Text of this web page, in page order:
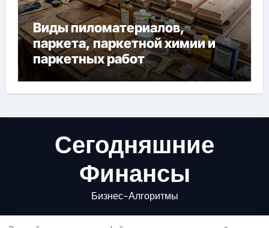
Виды пиломатериалов,
паркета, паркетной химии и
паркетных работ
Сегодняшние
Финансы
Бизнес-Алгоритмы